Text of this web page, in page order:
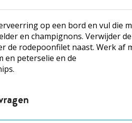
op een bord en vul die
en champignons. Verwijder de
de rodepoonfilet naast. Werk af
en peterselie en de